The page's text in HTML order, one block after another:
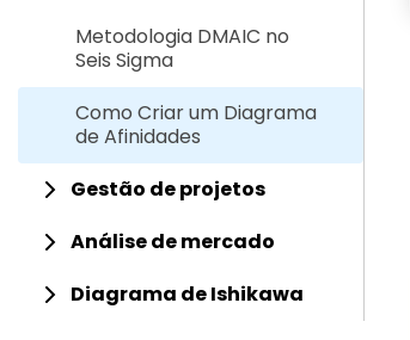
Metodologia DMAIC no
Seis Sigma
Como Criar um Diagrama
de Afinidades
Gestão de projetos
Análise de mercado
Diagrama de Ishikawa